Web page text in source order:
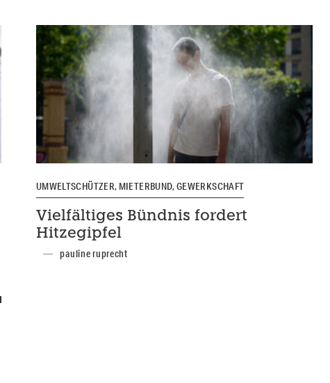
UMWELTSCHÜTZER, MIETERBUND, GEWERKSCHAFT
Vielfältiges Bündnis fordert
Hitzegipfel
pauline ruprecht